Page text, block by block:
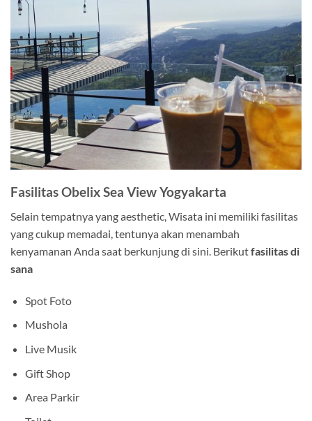
Fasilitas Obelix Sea View Yogyakarta
Selain tempatnya yang aesthetic, Wisata ini memiliki fasilitas
yang cukup memadai, tentunya akan menambah
kenyamanan Anda saat berkunjung di sini. Berikutfasilitas di
sana
Spot Foto
Mushola
Live Musik
Gift Shop
Area Parkir